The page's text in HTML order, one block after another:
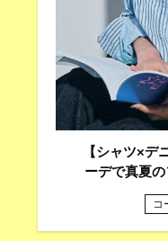
【シャツ×デ
ーデで真夏
コ